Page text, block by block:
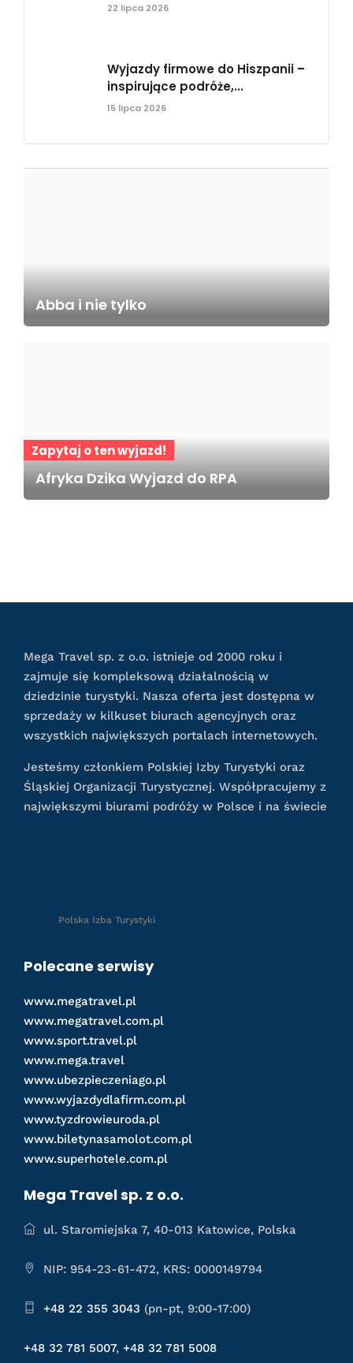
22 lipca 2026
Wyjazdy firmowe do Hiszpanii –
inspirujące podróże,...
15 lipca 2026
Abba i nie tylko
Zapytaj o ten wyjazd!
Afryka Dzika Wyjazd do RPA
Mega Travel sp. z o.o. istnieje od 2000 roku i
zajmuje się kompleksową działalnością w
dziedzinie turystyki. Nasza oferta jest dostępna w
sprzedaży w kilkuset biurach agencyjnych oraz
wszystkich największych portalach internetowych.
Jesteśmy członkiem Polskiej Izby Turystyki oraz
Śląskiej Organizacji Turystycznej. Współpracujemy z
największymi biurami podróży w Polsce i na świecie
Polska Izba Turystyki
Polecane serwisy
www.megatravel.pl
www.megatravel.com.pl
www.sport.travel.pl
www.mega.travel
www.ubezpieczeniago.pl
www.wyjazdydlafirm.com.pl
www.tyzdrowieuroda.pl
www.biletynasamolot.com.pl
www.superhotele.com.pl
Mega Travel sp. z o.o.
ul. Staromiejska 7, 40-013 Katowice, Polska
NIP: 954-23-61-472, KRS: 0000149794
+48 22 355 3043 (pn-pt, 9:00-17:00)
+48 32 781 5007, +48 32 781 5008